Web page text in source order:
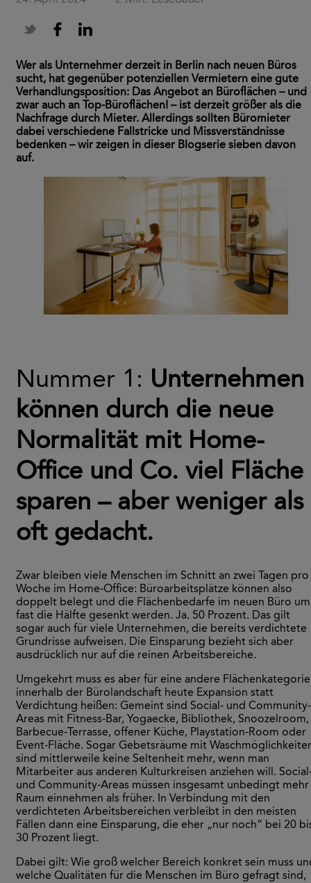
Wer als Unternehmer derzeit in Berlin nach neuen Büros
sucht, hat gegenüber potenziellen Vermietern eine gute
Verhandlungsposition: Das Angebot an Büroflächen – und
zwar auch an Top-Büroflächen! – ist derzeit größer als die
Nachfrage durch Mieter. Allerdings sollten Büromieter
dabei verschiedene Fallstricke und Missverständnisse
bedenken – wir zeigen in dieser Blogserie sieben davon
auf.
Nummer 1: Unternehmen
können durch die neue
Normalität mit Home-
Office und Co. viel Fläche
sparen – aber weniger als
oft gedacht.
Zwar bleiben viele Menschen im Schnitt an zwei Tagen pro
Woche im Home-Office: Büroarbeitsplätze können also
doppelt belegt und die Flächenbedarfe im neuen Büro um
fast die Hälfte gesenkt werden. Ja. 50 Prozent. Das gilt
sogar auch für viele Unternehmen, die bereits verdichtete
Grundrisse aufweisen. Die Einsparung bezieht sich aber
ausdrücklich nur auf die reinen Arbeitsbereiche.
Umgekehrt muss es aber für eine andere Flächenkategorie
innerhalb der Bürolandschaft heute Expansion statt
Verdichtung heißen: Gemeint sind Social- und Community-
Areas mit Fitness-Bar, Yogaecke, Bibliothek, Snoozelroom,
Barbecue-Terrasse, offener Küche, Playstation-Room oder
Event-Fläche. Sogar Gebetsräume mit
sind mittlerweile keine Seltenheit mehr, wenn man
Mitarbeiter aus anderen Kulturkreisen anziehen will.
und Community-Areas müssen insgesamt unbedingt mehr
Raum einnehmen als früher. In Verbindung mit den
verdichteten Arbeitsbereichen verbleibt in den meisten
Fällen dann eine Einsparung, die eher „nur noch“ bei 20
30 Prozent liegt.
Dabei gilt: Wie groß welcher Bereich konkret sein muss
welche Qualitäten für die Menschen im Büro gefragt sind,